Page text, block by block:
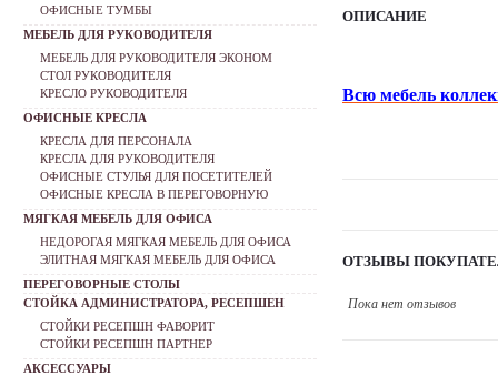
ОПИСАНИЕ
Всю мебель
ОТЗЫВЫ
Пока нет отзывов
ОФИСНЫЕ ТУМБЫ
МЕБЕЛЬ ДЛЯ РУКОВОДИТЕЛЯ
МЕБЕЛЬ ДЛЯ РУКОВОДИТЕЛЯ ЭКОНОМ
СТОЛ РУКОВОДИТЕЛЯ
КРЕСЛО РУКОВОДИТЕЛЯ
ОФИСНЫЕ КРЕСЛА
КРЕСЛА ДЛЯ ПЕРСОНАЛА
КРЕСЛА ДЛЯ РУКОВОДИТЕЛЯ
ОФИСНЫЕ СТУЛЬЯ ДЛЯ ПОСЕТИТЕЛЕЙ
ОФИСНЫЕ КРЕСЛА В ПЕРЕГОВОРНУЮ
МЯГКАЯ МЕБЕЛЬ ДЛЯ ОФИСА
НЕДОРОГАЯ МЯГКАЯ МЕБЕЛЬ ДЛЯ ОФИСА
ЭЛИТНАЯ МЯГКАЯ МЕБЕЛЬ ДЛЯ ОФИСА
ПЕРЕГОВОРНЫЕ СТОЛЫ
СТОЙКА АДМИНИСТРАТОРА, РЕСЕПШЕН
СТОЙКИ РЕСЕПШН ФАВОРИТ
СТОЙКИ РЕСЕПШН ПАРТНЕР
АКСЕССУАРЫ